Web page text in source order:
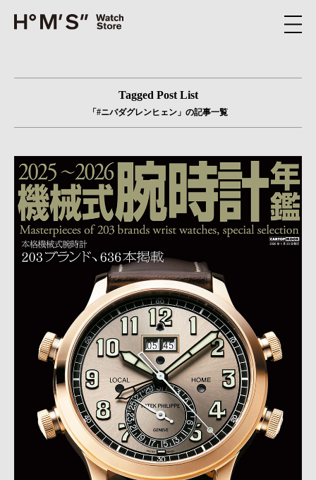
Tagged Post List
「#ニバダグレンヒェン」の記事一覧